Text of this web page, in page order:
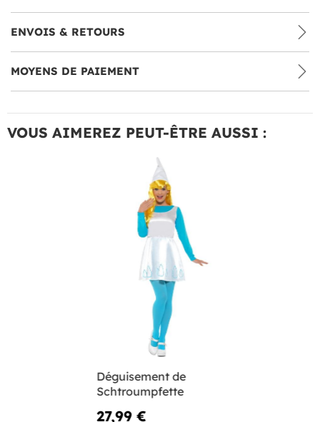
ENVOIS & RETOURS
MOYENS DE PAIEMENT
VOUS AIMEREZ PEUT-ÊTRE AUSSI :
Déguisement de
Schtroumpfette
27,99 €